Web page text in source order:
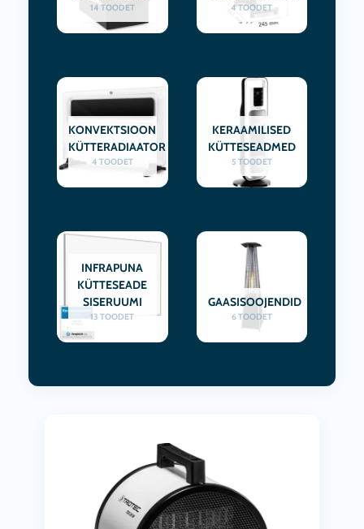
14 TOODET 4 TOODET
KONVEKTSIOON
KÜTTERADIAATOR
4 TOODET
KERAAMILISED
KÜTTESEADMED
5 TOODET
INFRAPUNA
KÜTTESEADE
SISERUUMI
13 TOODET
GAASISOOJENDID
6 TOODET